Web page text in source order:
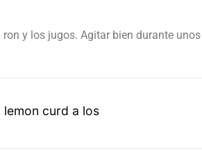
y los jugos. Agitar bien durante
lemon curd a los